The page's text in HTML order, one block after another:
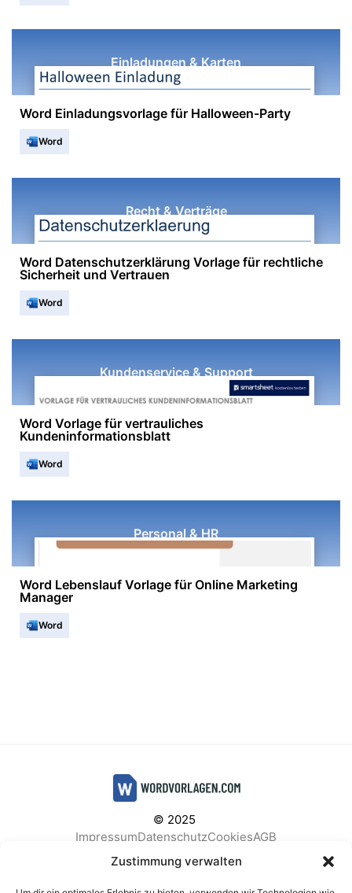
Zustimmung verwalten
Einladungen & Karten
Word Einladungsvorlage für Halloween-Party
Word
Recht & Verträge
Word Datenschutzerklärung Vorlage für rechtliche
Sicherheit und Vertrauen
Word
Kundenservice & Support
Word Vorlage für vertrauliches
Kundeninformationsblatt
Word
Personal & HR
Word Lebenslauf Vorlage für Online Marketing
Manager
Word
© 2025
ImpressumDatenschutzCookiesAGB
Facebook
Instagram